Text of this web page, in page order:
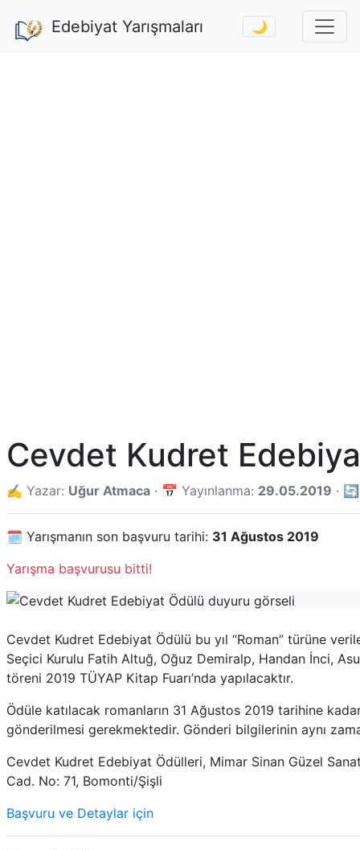
Edebiyat Yarışmaları 🌙
Cevdet Kudret
✍️ Yazar: Uğur Atmaca · 📅 Yayınlanma: 29.05.2019 ·
🗓️ Yarışmanın son başvuru tarihi: 31 Ağustos 2019
Yarışma başvurusu bitti!
Cevdet Kudret Edebiyat Ödülü bu yıl “Roman” türüne
Seçici Kurulu Fatih Altuğ, Oğuz Demiralp, Handan İnci,
töreni 2019 TÜYAP Kitap Fuarı’nda yapılacaktır.
Ödüle katılacak romanların 31 Ağustos 2019 tarihine
gönderilmesi gerekmektedir. Gönderi bilgilerinin aynı
Cevdet Kudret Edebiyat Ödülleri, Mimar Sinan Güzel
Cad. No: 71, Bomonti/Şişli
Başvuru ve Detaylar için